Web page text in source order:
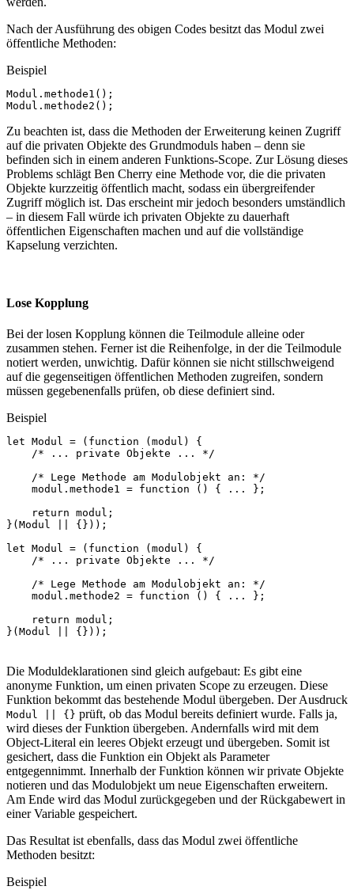
Nach der Ausführung des obigen Codes besitzt das Modul zwei
öffentliche Methoden:
Beispiel
Modul . methode1 ();
Modul . methode2 ();
Zu beachten ist, dass die Methoden der Erweiterung keinen Zugriff
auf die privaten Objekte des Grundmoduls haben – denn sie
befinden sich in einem anderen Funktions-Scope. Zur Lösung dieses
Problems schlägt Ben Cherry eine Methode vor, die die privaten
Objekte kurzzeitig öffentlich macht, sodass ein übergreifender
Zugriff möglich ist. Das erscheint mir jedoch besonders umständlich
– in diesem Fall würde ich privaten Objekte zu dauerhaft
öffentlichen Eigenschaften machen und auf die vollständige
Kapselung verzichten.
Lose Kopplung
Bei der losen Kopplung können die Teilmodule alleine oder
zusammen stehen. Ferner ist die Reihenfolge, in der die Teilmodule
notiert werden, unwichtig. Dafür können sie nicht stillschweigend
auf die gegenseitigen öffentlichen Methoden zugreifen, sondern
müssen gegebenenfalls prüfen, ob diese definiert sind.
Beispiel
let Modul = ( function ( modul )
{
/* ... private Objekte ... */
/* Lege Methode am Modulobjekt an: */
modul . methode1 = function () { ...
};
return modul ;
}( Modul
{}));
let Modul = ( function ( modul )
{
/* ... private Objekte ... */
/* Lege Methode am Modulobjekt an: */
modul . methode2 = function () { ...
};
return modul ;
}( Modul {}));
Die Moduldeklarationen sind gleich aufgebaut: Es gibt eine
anonyme Funktion, um einen privaten Scope zu erzeugen. Diese
Funktion bekommt das bestehende Modul übergeben. Der Ausdruck
Modul || {} prüft, ob das Modul bereits definiert wurde. Falls ja,
wird dieses der Funktion übergeben. Andernfalls wird mit dem
Object-Literal ein leeres Objekt erzeugt und übergeben. Somit ist
gesichert, dass die Funktion ein Objekt als Parameter
entgegennimmt. Innerhalb der Funktion können wir private Objekte
notieren und das Modulobjekt um neue Eigenschaften erweitern.
Am Ende wird das Modul zurückgegeben und der Rückgabewert in
einer Variable gespeichert.
Das Resultat ist ebenfalls, dass das Modul zwei öffentliche
Methoden besitzt:
Beispiel